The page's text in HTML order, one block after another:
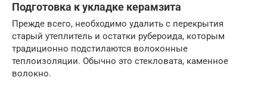
Подготовка к укладке керамзита
Прежде всего, необходимо удалить с перекрытия
старый утеплитель и остатки рубероида, которым
традиционно подстилаются волоконные
теплоизоляции. Обычно это стекловата, каменное
волокно.